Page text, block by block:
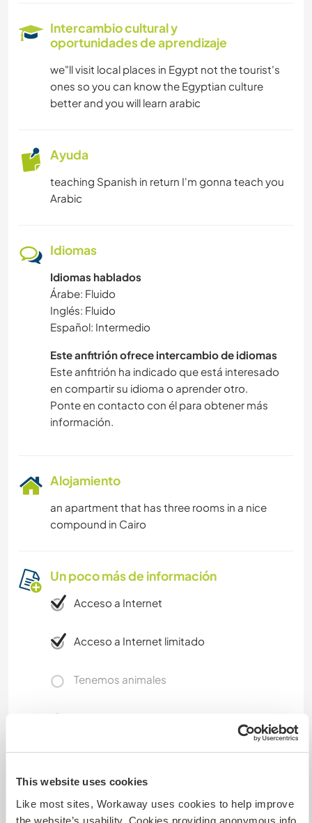
This website uses cookies
Like most sites, Workaway uses cookies to help improve
the website’s usability. Cookies providing anonymous info
Intercambio cultural y
oportunidades de aprendizaje
we"ll visit local places in Egypt not the tourist's
ones so you can know the Egyptian culture
better and you will learn arabic
Ayuda
teaching Spanish in return I'm gonna teach you
Arabic
Idiomas
Idiomas hablados
Árabe: Fluido
Inglés: Fluido
Español: Intermedio
Este anfitrión ofrece intercambio de idiomas
Este anfitrión ha indicado que está interesado
en compartir su idioma o aprender otro.
Ponte en contacto con él para obtener más
información.
Alojamiento
an apartment that has three rooms in a nice
compound in Cairo
Un poco más de información
Acceso a Internet
Acceso a Internet limitado
Tenemos animales
Puede alojar familias
¿Cuántos voluntarios puedes